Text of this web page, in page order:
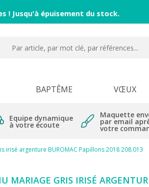
! Jusqu'à épuisement du stock.
BAPTÊME VŒUX
Equipe dynamique
à votre écoute
Maquette
par email
votre
irisé argenture BUROMAC Papillons 2018 208.013
MARIAGE GRIS IRISÉ